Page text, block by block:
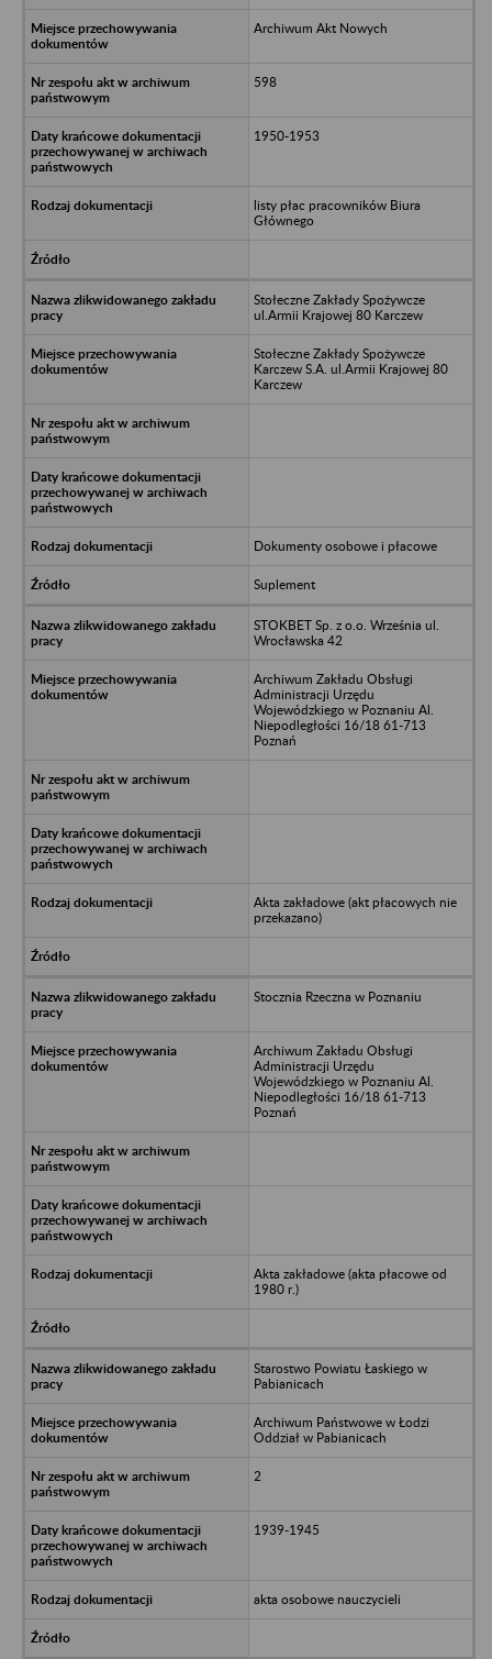
Archiwum Akt Nowych
598
1950-1953
listy płac pracowników Biura
Głównego
Stołeczne Zakłady Spożywcze
ul.Armii Krajowej 80 Karczew
Stołeczne Zakłady Spożywcze
Karczew S.A. ul.Armii Krajowej 80
Karczew
Dokumenty osobowe i płacowe
Suplement
STOKBET Sp. z o.o. Września ul.
Wrocławska 42
Archiwum Zakładu Obsługi
Administracji Urzędu
Wojewódzkiego w Poznaniu Al.
Niepodległości 16/18 61-713
Poznań
Akta zakładowe (akt płacowych nie
przekazano)
Stocznia Rzeczna w Poznaniu
Archiwum Zakładu Obsługi
Administracji Urzędu
Wojewódzkiego w Poznaniu Al.
Niepodległości 16/18 61-713
Poznań
Akta zakładowe (akta płacowe od
1980 r.)
Starostwo Powiatu Łaskiego w
Pabianicach
Archiwum Państwowe w Łodzi
Oddział w Pabianicach
2
1939-1945
akta osobowe nauczycieli